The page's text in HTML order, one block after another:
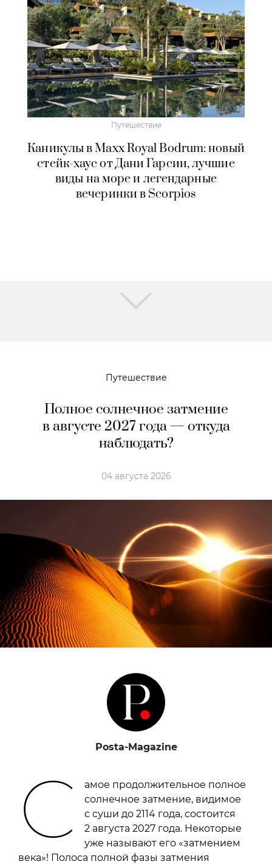
Путешествие
Каникулы в Maxx Royal Bodrum: новый
стейк-хаус от Дани Гарсии, лучшие
виды на море и легендарные
вечеринки в Scorpios
Путешествие
Полное солнечное затмение
в августе 2027 года — откуда
наблюдать?
04 августа 2026
Posta-Magazine
С
амое продолжительное полное
солнечное затмение, видимое
с суши до 2114 года, состоится
2 августа 2027 года. Некоторые
уже называют его «затмением
века»! Полоса полной фазы затмения